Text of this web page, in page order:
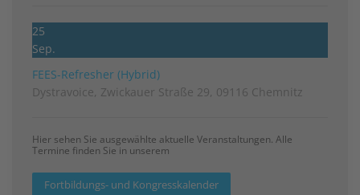
25
Sep.
FEES-Refresher (Hybrid)
Dystravoice, Zwickauer Straße 29, 09116 Chemnitz
Hier sehen Sie ausgewählte aktuelle Veranstaltungen. Alle
Termine finden Sie in unserem
Fortbildungs- und Kongresskalender